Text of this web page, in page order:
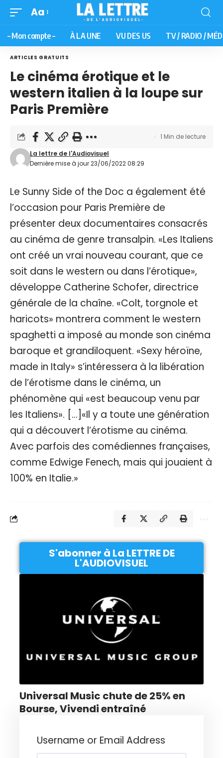
Aa
– Mon compte – À LA UNE VU DES US TV / RADIO /
ARTICLES GRATUITS
Le cinéma érotique et le
western italien à la loupe sur
Paris Première
Dernière mise à jour 23/06/2022 08:29
La lettre de l'Audiovisuel
1 Min de lecture
Le Sunny Side of the Doc a également été
l’occasion pour Paris Première de
présenter deux documentaires consacrés
au cinéma de genre transalpin. «Les Italiens
ont créé un vrai nouveau courant, que ce
soit dans le western ou dans l’érotique»,
développe Catherine Schofer, directrice
générale de la chaîne. «Colt, torgnole et
haricots» montrera comment le western
spaghetti a imposé au monde son cinéma
baroque et grandiloquent. «Sexy héroïne,
made in Italy» s’intéressera à la libération
de l’érotisme dans le cinéma, un
phénomène qui «est beaucoup venu par
les Italiens». […]«Il y a toute une génération
qui a découvert l’érotisme au cinéma.
Avec parfois des comédiennes françaises,
comme Edwige Fenech, mais qui jouaient à
100% en Italie.»
S'abonner à La LETTRE DE
L'AUDIOVISUEL
Universal Music chute de 25% en
Bourse, Vivendi entraîné
Username or Email Address